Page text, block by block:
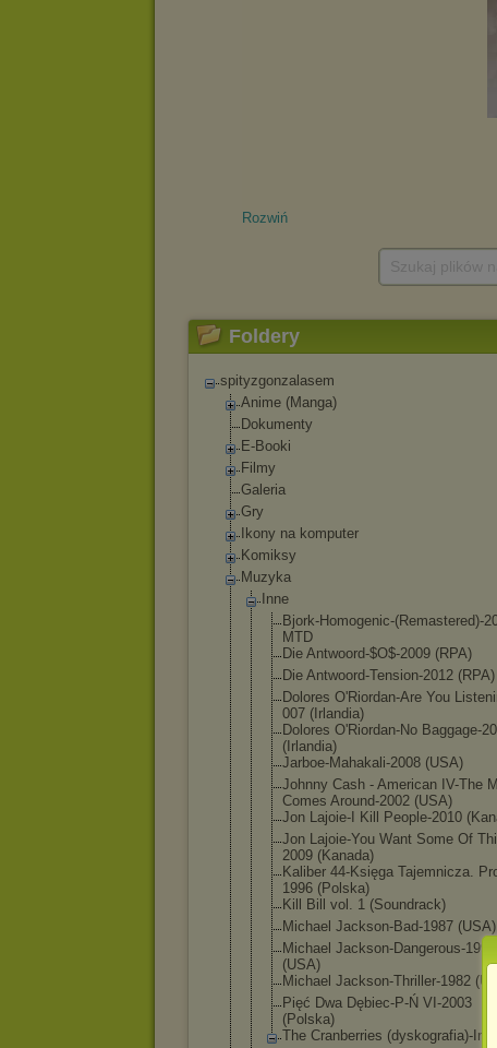
Rozwiń
Foldery
spityzgonzalasem
Anime (Manga)
Dokumenty
E-Booki
Filmy
Galeria
Gry
Ikony na komputer
Komiksy
Muzyka
Inne
Bjork-Homogenic-(Remastered)-
MTD
Die Antwoord-$O$-2009 (RPA)
Die Antwoord-Tension-2012 (RPA)
Dolores O'Riordan-Are You
007 (Irlandia)
Dolores O'Riordan-No Baggage-
(Irlandia)
Jarboe-Mahakali-2008 (USA)
Johnny Cash - American IV-The
Comes Around-2002 (USA)
Jon Lajoie-I Kill People-2010
Jon Lajoie-You Want Some Of
2009 (Kanada)
Kaliber 44-Księga Tajemnicza.
1996 (Polska)
Kill Bill vol. 1 (Soundrack)
Michael Jackson-Bad-1987 (USA)
Michael Jackson-Dangerous-1991
(USA)
Michael Jackson-Thriller-1982
Pięć Dwa Dębiec-P-Ń VI-2003
(Polska)
The Cranberries (dyskografia)-